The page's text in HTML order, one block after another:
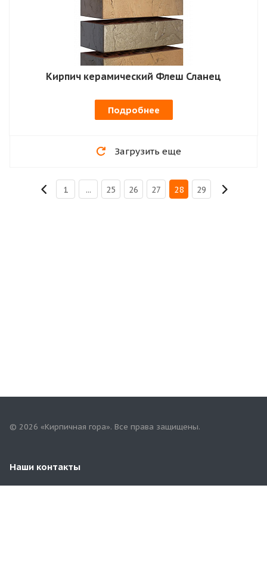
Кирпич керамический Флеш Сланец
Подробнее
Загрузить еще
1 ... 25 26 27 28 29
© 2026 «Кирпичная гора». Все права защищены.
Наши контакты
8 (929) 969-57-54